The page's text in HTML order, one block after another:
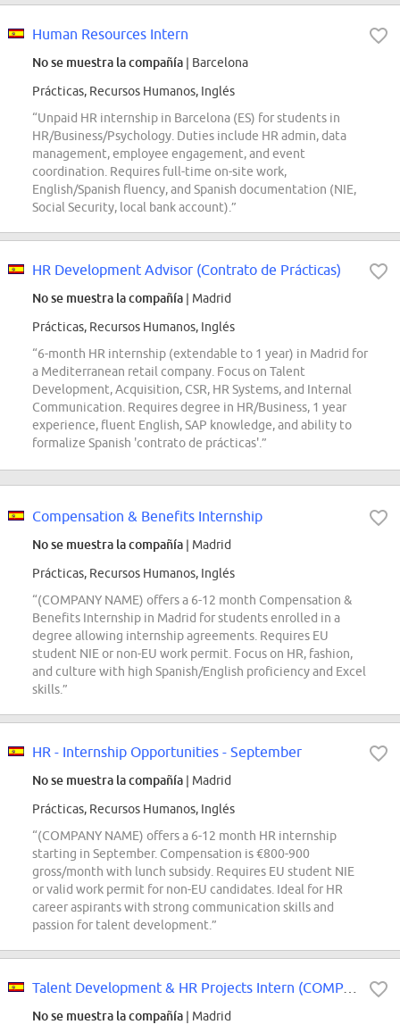
Human Resources Intern
No se muestra la compañía | Barcelona
Prácticas, Recursos Humanos, Inglés
“Unpaid HR internship in Barcelona (ES) for students in
HR/Business/Psychology. Duties include HR admin, data
management, employee engagement, and event
coordination. Requires full-time on-site work,
English/Spanish fluency, and Spanish documentation (NIE,
Social Security, local bank account).”
HR Development Advisor (Contrato de Prácticas)
No se muestra la compañía | Madrid
Prácticas, Recursos Humanos, Inglés
“6-month HR internship (extendable to 1 year) in Madrid for
a Mediterranean retail company. Focus on Talent
Development, Acquisition, CSR, HR Systems, and Internal
Communication. Requires degree in HR/Business, 1 year
experience, fluent English, SAP knowledge, and ability to
formalize Spanish 'contrato de prácticas'.”
Compensation & Benefits Internship
No se muestra la compañía | Madrid
Prácticas, Recursos Humanos, Inglés
“(COMPANY NAME) offers a 6-12 month Compensation &
Benefits Internship in Madrid for students enrolled in a
degree allowing internship agreements. Requires EU
student NIE or non-EU work permit. Focus on HR, fashion,
and culture with high Spanish/English proficiency and Excel
skills.”
HR - Internship Opportunities - September
No se muestra la compañía | Madrid
Prácticas, Recursos Humanos, Inglés
“(COMPANY NAME) offers a 6-12 month HR internship
starting in September. Compensation is €800-900
gross/month with lunch subsidy. Requires EU student NIE
or valid work permit for non-EU candidates. Ideal for HR
career aspirants with strong communication skills and
passion for talent development.”
Talent Development & HR Projects Intern (COMPANY NAME) EMEA
No se muestra la compañía | Madrid